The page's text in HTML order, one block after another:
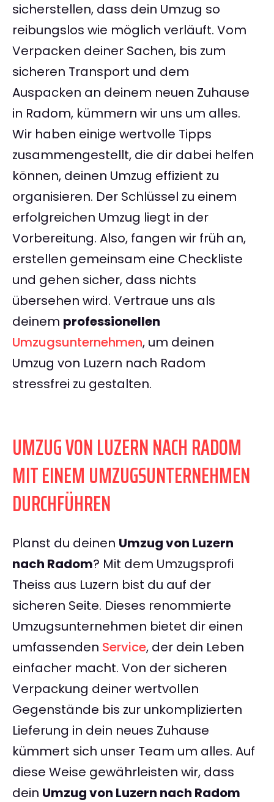
sicherstellen, dass dein Umzug so
reibungslos wie möglich verläuft. Vom
Verpacken deiner Sachen, bis zum
sicheren Transport und dem
Auspacken an deinem neuen Zuhause
in Radom, kümmern wir uns um alles.
Wir haben einige wertvolle Tipps
zusammengestellt, die dir dabei helfen
können, deinen Umzug effizient zu
organisieren. Der Schlüssel zu einem
erfolgreichen Umzug liegt in der
Vorbereitung. Also, fangen wir früh an,
erstellen gemeinsam eine Checkliste
und gehen sicher, dass nichts
übersehen wird. Vertraue uns als
deinem professionellen
Umzugsunternehmen, um deinen
Umzug von Luzern nach Radom
stressfrei zu gestalten.
UMZUG VON LUZERN NACH RADOM
MIT EINEM UMZUGSUNTERNEHMEN
DURCHFÜHREN
Planst du deinen Umzug von Luzern
nach Radom? Mit dem Umzugsprofi
Theiss aus Luzern bist du auf der
sicheren Seite. Dieses renommierte
Umzugsunternehmen bietet dir einen
umfassenden Service, der dein Leben
einfacher macht. Von der sicheren
Verpackung deiner wertvollen
Gegenstände bis zur unkomplizierten
Lieferung in dein neues Zuhause
kümmert sich unser Team um alles. Auf
diese Weise gewährleisten wir, dass
dein Umzug von Luzern nach Radom